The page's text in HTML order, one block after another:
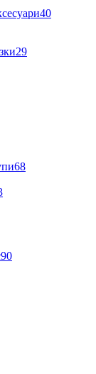
40
29
68
90